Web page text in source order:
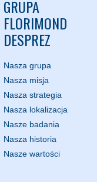
GRUPA
FLORIMOND
DESPREZ
Nasza grupa
Nasza misja
Nasza strategia
Nasza lokalizacja
Nasze badania
Nasza historia
Nasze wartości